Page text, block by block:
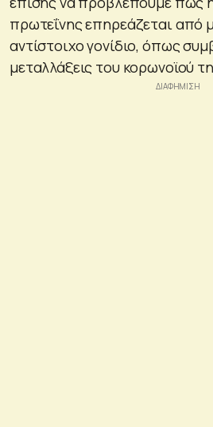
πρωτεΐνης επηρεάζεται από
αντίστοιχο γονίδιο, όπως
μεταλλάξεις του κορωνοϊού